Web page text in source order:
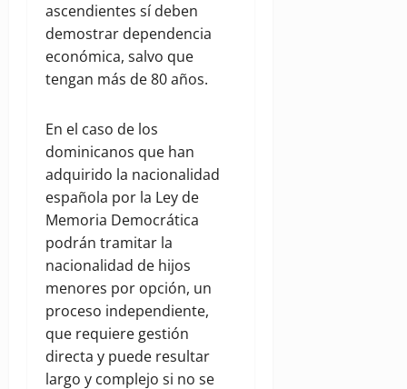
ascendientes sí deben
demostrar dependencia
económica, salvo que
tengan más de 80 años.
En el caso de los
dominicanos que han
adquirido la nacionalidad
española por la Ley de
Memoria Democrática
podrán tramitar la
nacionalidad de hijos
menores por opción, un
proceso independiente,
que requiere gestión
directa y puede resultar
largo y complejo si no se